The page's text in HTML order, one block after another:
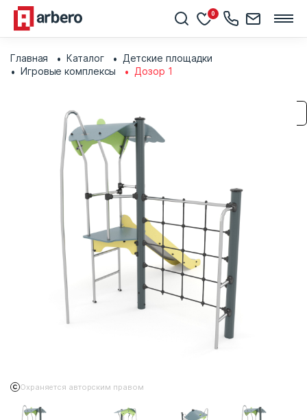
0
Главная Каталог
Детские площадки
Игровые комплексы
Дозор 1
Охраняется авторским правом